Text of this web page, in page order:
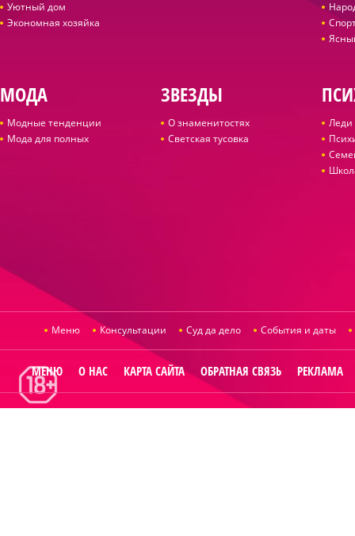
Уютный дом
Экономная хозяйка
МОДА
Модные тенденции
Мода для полных
ЗВЕЗДЫ
О знаменитостях
Светская тусовка
Леди
Меню Консультации Суд да дело События и даты
МЕНЮ О НАС КАРТА САЙТА ОБРАТНАЯ СВЯЗЬ РЕКЛАМА